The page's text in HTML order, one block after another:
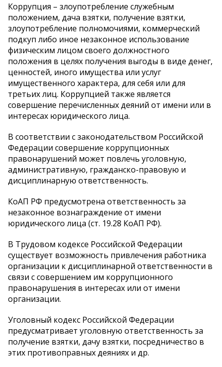
Коррупция – злоупотребление служебным
положением, дача взятки, получение взятки,
злоупотребление полномочиями, коммерческий
подкуп либо иное незаконное использование
физическим лицом своего должностного
положения в целях получения выгоды в виде денег,
ценностей, иного имущества или услуг
имущественного характера, для себя или для
третьих лиц. Коррупцией также является
совершение перечисленных деяний от имени или в
интересах юридического лица.
В соответствии с законодательством Российской
Федерации совершение коррупционных
правонарушений может повлечь уголовную,
административную, гражданско-правовую и
дисциплинарную ответственность.
КоАП РФ предусмотрена ответственность за
незаконное вознаграждение от имени
юридического лица (ст. 19.28 КоАП РФ).
В Трудовом кодексе Российской Федерации
существует возможность привлечения работника
организации к дисциплинарной ответственности в
связи с совершением им коррупционного
правонарушения в интересах или от имени
организации.
Уголовный кодекс Российской Федерации
предусматривает уголовную ответственность за
получение взятки, дачу взятки, посредничество в
этих противоправных деяниях и др.